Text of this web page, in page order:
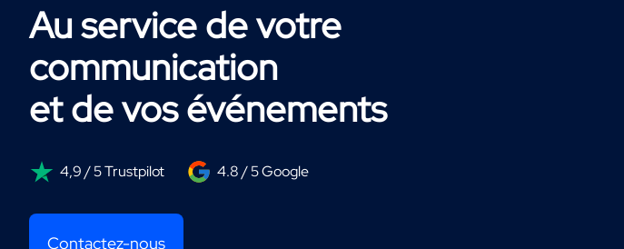
Au service de votre
communication
et de vos événements
4,9 / 5 Trustpilot 4.8 / 5 Google
Contactez-nous